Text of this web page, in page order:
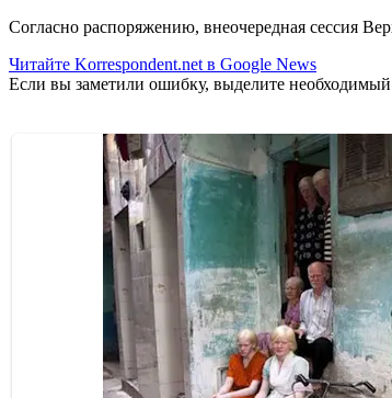
Согласно распоряжению, внеочередная сессия
Читайте Korrespondent.net в Google News
Если вы заметили ошибку, выделите